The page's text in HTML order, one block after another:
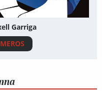
Garriga